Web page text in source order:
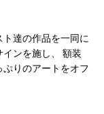
達の作品を一同に
ンを施し、 額装
りのアートをオフ